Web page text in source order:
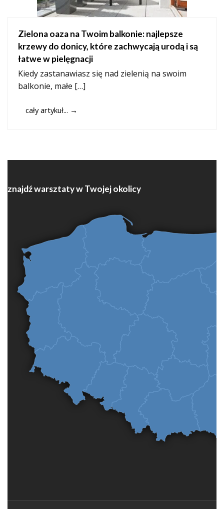
Zielona oaza na Twoim balkonie: najlepsze
krzewy do donicy, które zachwycają urodą i są
łatwe w pielęgnacji
Kiedy zastanawiasz się nad zielenią na swoim
balkonie, małe […]
cały artykuł... →
znajdź warsztaty w Twojej okolicy